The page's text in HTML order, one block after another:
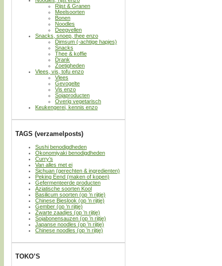
Rijst & Granen
Meelsoorten
Bonen
Noodles
Deegvellen
Snacks, snoep, thee enzo
Dimsum (-achtige hapjes)
Snacks
Thee & koffie
Drank
Zoetigheden
Vlees, vis, tofu enzo
Vlees
Gevogelte
Vis enzo
Sojaproducten
Overig vegetarisch
Keukengerei, kennis enzo
TAGS (verzamelposts)
Sushi benodigdheden
Okonomiyaki benodigdheden
Curry’s
Van alles met ei
Sichuan (gerechten & ingredienten)
Peking Eend (maken of kopen)
Gefermenteerde producten
Aziatische soorten Kool
Basilicum soorten (op ’n rijtje)
Chinese Bieslook (op ’n rijtje)
Gember (op ’n rijtje)
Zwarte zaadjes (op ’n rijtje)
Sojabonensauzen (op ’n rijtje)
Japanse noodles (op ’n rijtje)
Chinese noodles (op ’n rijtje)
TOKO’S